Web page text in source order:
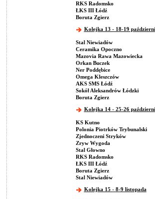
RKS Radomsko
ŁKS III Łódź
Boruta Zgierz
Kolejka 13 - 18-19
Stal Niewiadów
Ceramika Opoczno
Mazovia Rawa Mazowiecka
Orkan Buczek
Ner Poddębice
Omega Kleszczów
AKS SMS Łódź
Sokół Aleksandrów Łódzki
Boruta Zgierz
Kolejka 14 - 25-26
KS Kutno
Polonia Piotrków Trybunalski
Zjednoczeni Stryków
Zryw Wygoda
Stal Głowno
RKS Radomsko
ŁKS III Łódź
Boruta Zgierz
Stal Niewiadów
Kolejka 15 - 8-9 listopada